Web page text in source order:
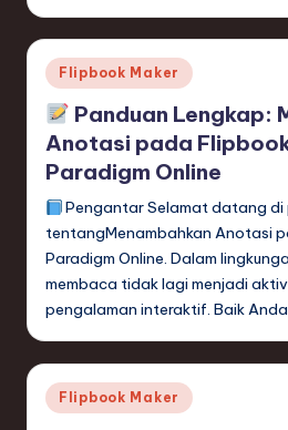
n
Posted
in
Flipbook Maker
Panduan Lengkap:
Anotasi pada
Paradigm Online
Pengantar Selamat datang di
tentangMenambahkan Anotasi
Paradigm Online. Dalam
membaca tidak lagi menjadi
pengalaman interaktif. Baik
Posted
in
Flipbook Maker